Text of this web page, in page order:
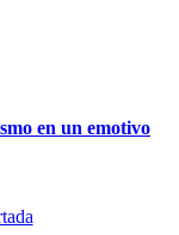
en un emotivo